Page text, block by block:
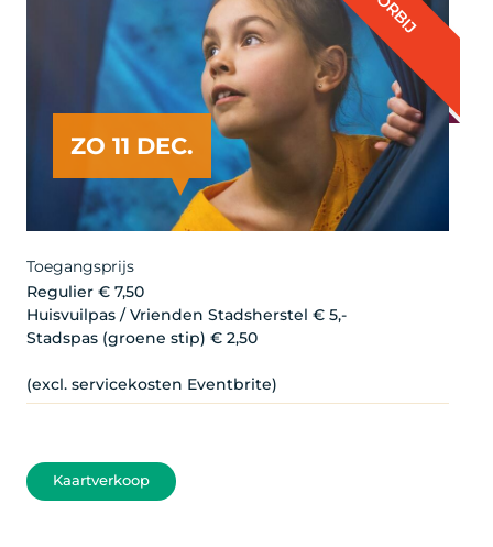
ZO 11 DEC.
Toegangsprijs
Regulier € 7,50
Huisvuilpas / Vrienden Stadsherstel € 5,-
Stadspas (groene stip) € 2,50
(excl. servicekosten Eventbrite)
Kaartverkoop